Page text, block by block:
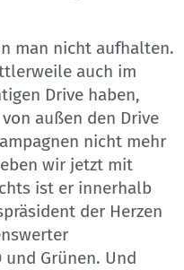
man nicht aufhalten.
auch im
Drive haben,
außen den Drive
nicht mehr
wir jetzt mit
ist er innerhalb
der Herzen
und Grünen. Und